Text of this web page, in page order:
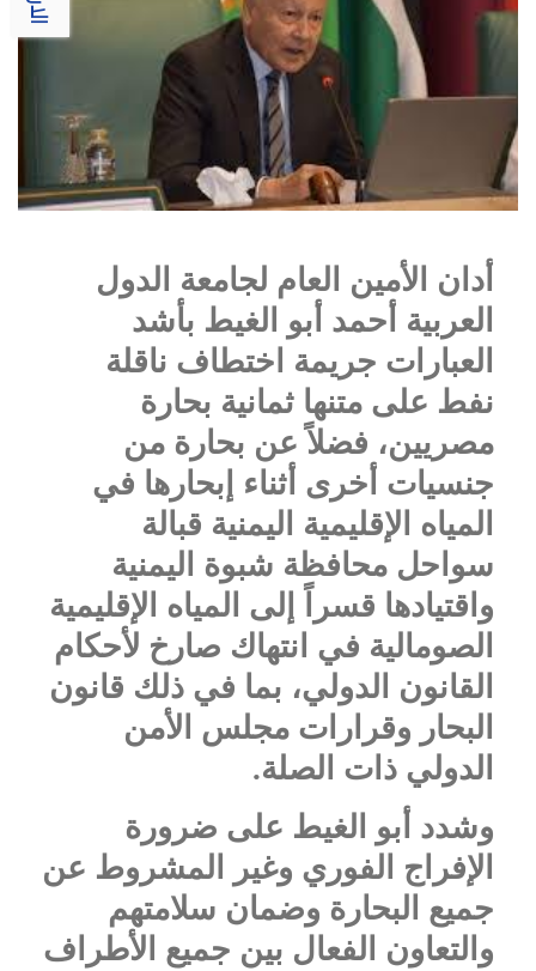
أدان الأمين العام لجامعة الدول
العربية أحمد أبو الغيط بأشد
العبارات جريمة اختطاف ناقلة
نفط على متنها ثمانية بحارة
مصريين، فضلاً عن بحارة من
جنسيات أخرى أثناء إبحارها في
المياه الإقليمية اليمنية قبالة
سواحل محافظة شبوة اليمنية
واقتيادها قسراً إلى المياه الإقليمية
الصومالية في انتهاك صارخ لأحكام
القانون الدولي، بما في ذلك قانون
البحار وقرارات مجلس الأمن
الدولي ذات الصلة.
وشدد أبو الغيط على ضرورة
الإفراج الفوري وغير المشروط عن
جميع البحارة وضمان سلامتهم
والتعاون الفعال بين جميع الأطراف